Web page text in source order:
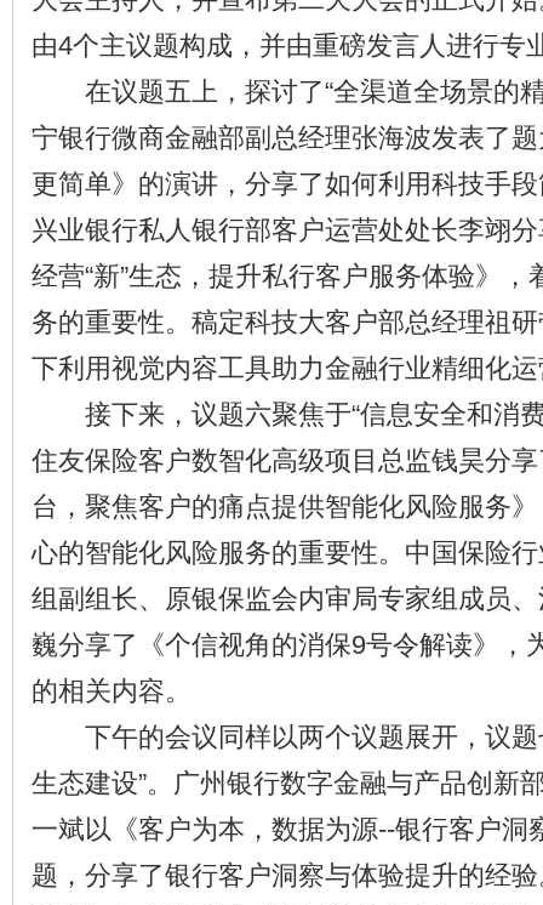
由4个主议题构成，并由重磅发言人进行专
在议题五上，探讨了“全渠道全场景的精
宁银行微商金融部副总经理张海波发表了
更简单》的演讲，分享了如何利用科技手
兴业银行私人银行部客户运营处处长李翊
经营“新”生态，提升私行客户服务体验》
务的重要性。稿定科技大客户部总经理祖
下利用视觉内容工具助力金融行业精细化
接下来，议题六聚焦于“信息安全和消费
住友保险客户数智化高级项目总监钱昊分
台，聚焦客户的痛点提供智能化风险服务
心的智能化风险服务的重要性。中国保险
组副组长、原银保监会内审局专家组成员
巍分享了《个信视角的消保9号令解读》，
的相关内容。
下午的会议同样以两个议题展开，议题
生态建设”。广州银行数字金融与产品创新
一斌以《客户为本，数据为源--银行客户洞
题，分享了银行客户洞察与体验提升的经